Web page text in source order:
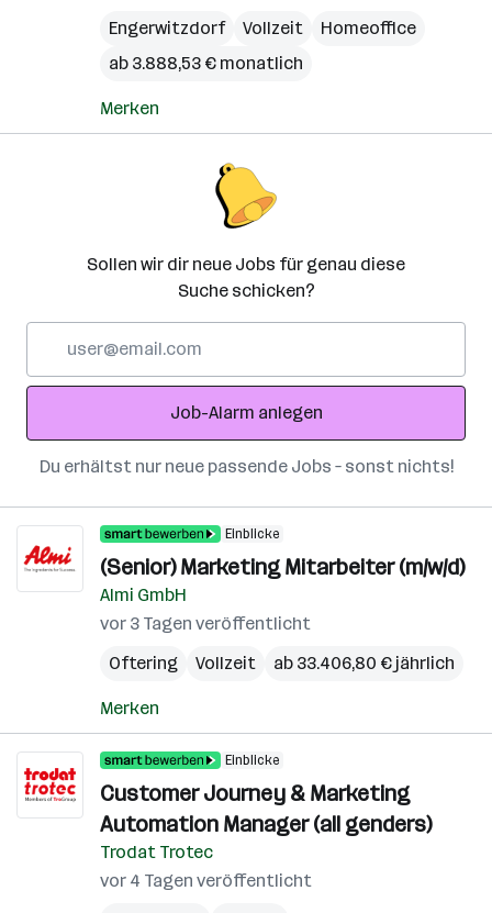
Engerwitzdorf
Vollzeit
Homeoffice
ab 3.888,53 € monatlich
Merken
Sollen wir dir neue Jobs für genau diese
Suche schicken?
Adresse
Job-Alarm anlegen
Du erhältst nur neue passende Jobs – sonst nichts!
Einblicke
(Senior) Marketing Mitarbeiter (m/w/d)
Almi GmbH
vor 3 Tagen veröffentlicht
Oftering
Vollzeit ab 33.406,80 € jährlich
Merken
Einblicke
Customer Journey & Marketing
Automation Manager (all genders)
Trodat Trotec
vor 4 Tagen veröffentlicht